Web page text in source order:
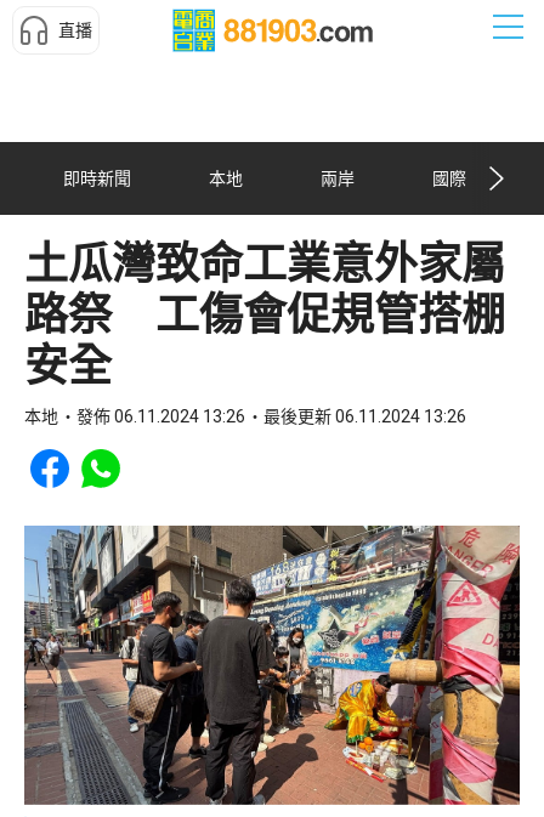
直播
即時新聞 本地 兩岸 國際
土瓜灣致命工業意外家屬
路祭 工傷會促規管搭棚
安全
本地 發佈 06.11.2024 13:26 最後更新 06.11.2024 13:26
Share to Facebook
Share to WhatsApp